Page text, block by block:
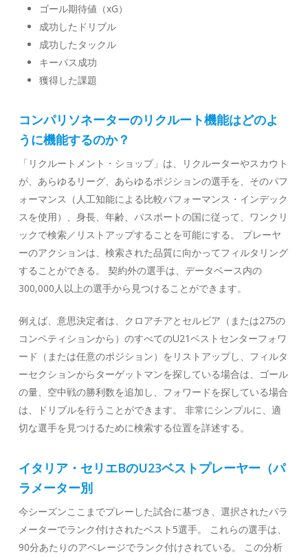
ゴール期待値（xG）
成功したドリブル
成功したタックル
キーパス成功
獲得した課題
コンパリソネーターのリクルート機能はどのよ
うに機能するのか？
「リクルートメント・ショップ」は、リクルーターやスカウト
が、あらゆるリーグ、あらゆるポジションの選手を、そのパフ
ォーマンス（人工知能による比較パフォーマンス・インデック
スを使用）、身長、年齢、パスポートの国に従って、ワンクリ
ックで検索／リストアップすることを可能にする。 プレーヤ
ーのアクションは、検索された品質に向かってフィルタリング
することができる。 契約外の選手は、データベース内の
300,000人以上の選手から見つけることができます。
例えば、意思決定者は、クロアチアとセルビア（または275の
コンペティションから）のすべてのU21ベストセンターフォワ
ード（または任意のポジション）をリストアップし、フィルタ
ーセクションからターゲットマンを探している場合は、ゴール
の量、空中戦の勝利数を追加し、フォワードを探している場合
は、ドリブルを行うことができます。 非常にシンプルに、適
切な選手を見つけるために検索する位置を詳述する。
イタリア・セリエBのU23ベストプレーヤー（パ
ラメーター別
今シーズンここまでプレーした試合に基づき、選択されたパラ
メーターでランク付けされたベスト5選手。 これらの選手は、
90分あたりのアベレージでランク付けされている。 この分析